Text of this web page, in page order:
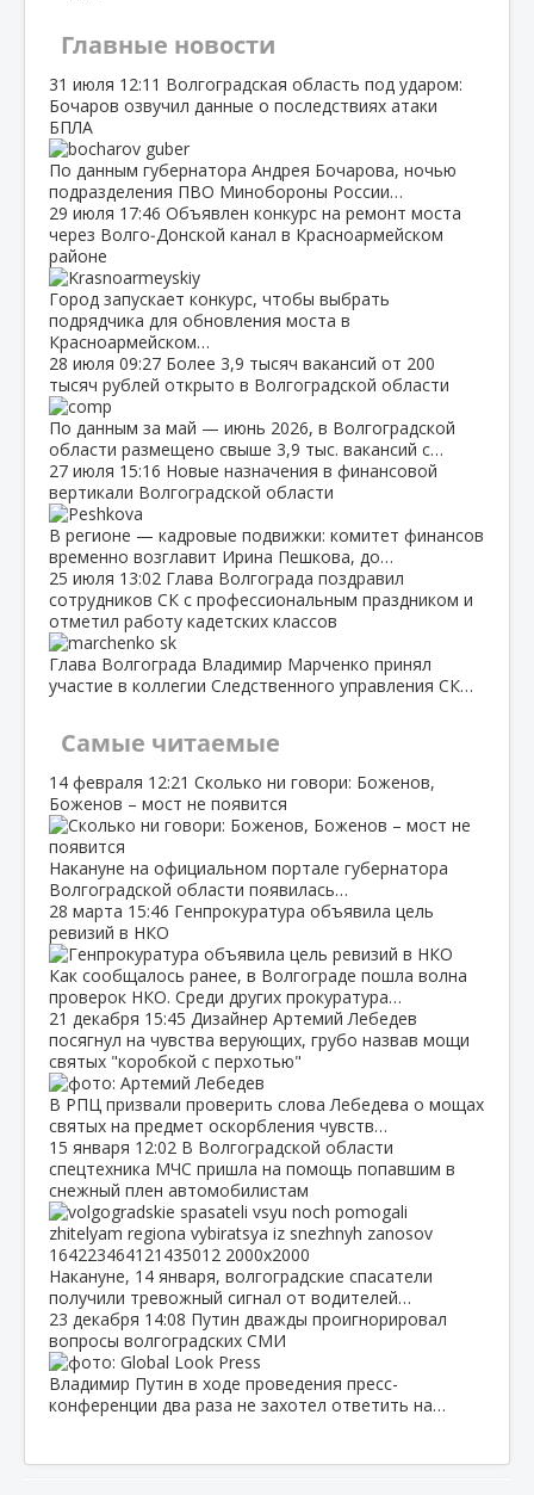
Главные новости
31 июля 12:11 Волгоградская область под ударом:
Бочаров озвучил данные о последствиях атаки
БПЛА
По данным губернатора Андрея Бочарова, ночью
подразделения ПВО Минобороны России…
29 июля 17:46 Объявлен конкурс на ремонт моста
через Волго‑Донской канал в Красноармейском
районе
Город запускает конкурс, чтобы выбрать
подрядчика для обновления моста в
Красноармейском…
28 июля 09:27 Более 3,9 тысяч вакансий от 200
тысяч рублей открыто в Волгоградской области
По данным за май — июнь 2026, в Волгоградской
области размещено свыше 3,9 тыс. вакансий с…
27 июля 15:16 Новые назначения в финансовой
вертикали Волгоградской области
В регионе — кадровые подвижки: комитет финансов
временно возглавит Ирина Пешкова, до…
25 июля 13:02 Глава Волгограда поздравил
сотрудников СК с профессиональным праздником и
отметил работу кадетских классов
Глава Волгограда Владимир Марченко принял
участие в коллегии Следственного управления СК…
Самые читаемые
14 февраля 12:21 Сколько ни говори: Боженов,
Боженов – мост не появится
Накануне на официальном портале губернатора
Волгоградской области появилась…
28 марта 15:46 Генпрокуратура объявила цель
ревизий в НКО
Как сообщалось ранее, в Волгограде пошла волна
проверок НКО. Среди других прокуратура…
21 декабря 15:45 Дизайнер Артемий Лебедев
посягнул на чувства верующих, грубо назвав мощи
святых "коробкой с перхотью"
В РПЦ призвали проверить слова Лебедева о мощах
святых на предмет оскорбления чувств…
15 января 12:02 В Волгоградской области
спецтехника МЧС пришла на помощь попавшим в
снежный плен автомобилистам
Накануне, 14 января, волгоградские спасатели
получили тревожный сигнал от водителей…
23 декабря 14:08 Путин дважды проигнорировал
вопросы волгоградских СМИ
Владимир Путин в ходе проведения пресс-
конференции два раза не захотел ответить на…